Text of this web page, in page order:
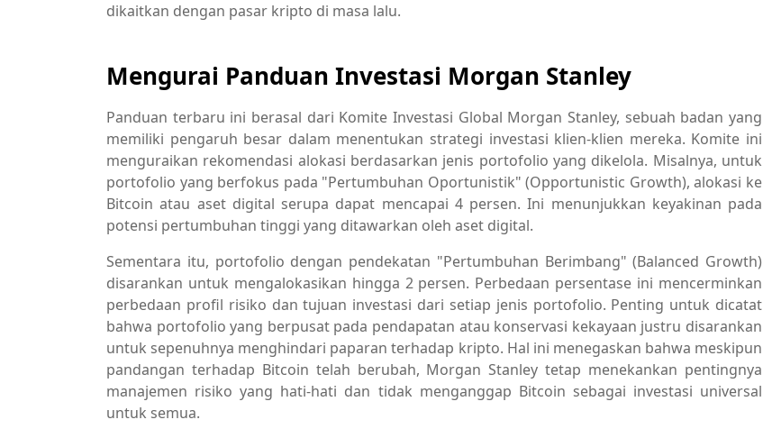
dikaitkan dengan pasar kripto di masa lalu.
Mengurai Panduan Investasi Morgan Stanley
Panduan terbaru ini berasal dari Komite Investasi Global Morgan Stanley, sebuah badan yang
memiliki pengaruh besar dalam menentukan strategi investasi klien-klien mereka. Komite ini
menguraikan rekomendasi alokasi berdasarkan jenis portofolio yang dikelola. Misalnya, untuk
portofolio yang berfokus pada "Pertumbuhan Oportunistik" (Opportunistic Growth), alokasi ke
Bitcoin atau aset digital serupa dapat mencapai 4 persen. Ini menunjukkan keyakinan pada
potensi pertumbuhan tinggi yang ditawarkan oleh aset digital.
Sementara itu, portofolio dengan pendekatan "Pertumbuhan Berimbang" (Balanced Growth)
disarankan untuk mengalokasikan hingga 2 persen. Perbedaan persentase ini mencerminkan
perbedaan profil risiko dan tujuan investasi dari setiap jenis portofolio. Penting untuk dicatat
bahwa portofolio yang berpusat pada pendapatan atau konservasi kekayaan justru disarankan
untuk sepenuhnya menghindari paparan terhadap kripto. Hal ini menegaskan bahwa meskipun
pandangan terhadap Bitcoin telah berubah, Morgan Stanley tetap menekankan pentingnya
manajemen risiko yang hati-hati dan tidak menganggap Bitcoin sebagai investasi universal
untuk semua.